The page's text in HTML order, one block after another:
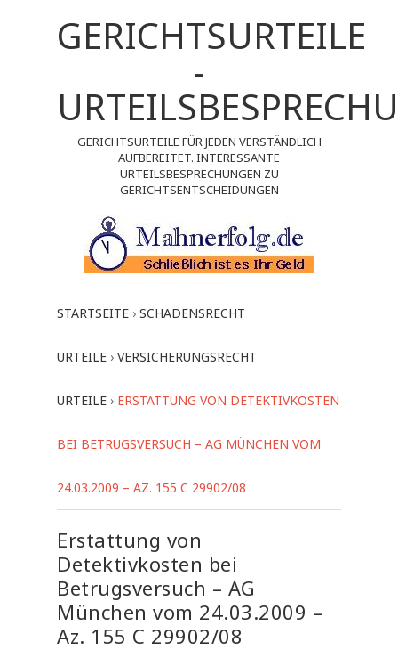
GERICHTSURTEILE
-
GERICHTSURTEILE FÜR JEDEN VERSTÄNDLICH
AUFBEREITET. INTERESSANTE
URTEILSBESPRECHUNGEN ZU
GERICHTSENTSCHEIDUNGEN
STARTSEITE › SCHADENSRECHT
URTEILE › VERSICHERUNGSRECHT
URTEILE › ERSTATTUNG VON DETEKTIVKOSTEN
BEI BETRUGSVERSUCH – AG MÜNCHEN VOM
24.03.2009 – AZ. 155 C 29902/08
Erstattung von
Detektivkosten bei
Betrugsversuch – AG
München vom 24.03.2009 –
Az. 155 C 29902/08